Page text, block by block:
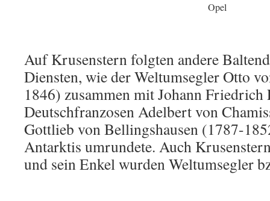
Opel
Auf Krusenstern folgten andere
Diensten, wie der Weltumsegler Otto
1846) zusammen mit Johann Friedrich
Deutschfranzosen Adelbert von
Gottlieb von Bellingshausen (1787-
Antarktis umrundete. Auch
und sein Enkel wurden Weltumsegler